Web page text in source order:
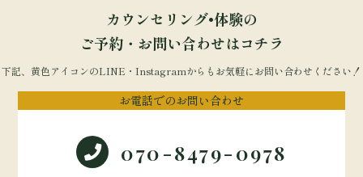
カウンセリング•体験の
ご予約・お問い合わせはコチラ
下記、黄色アイコンのLINE・Instagramからもお気軽にお問い合わせください！
お電話でのお問い合わせ
070-8479-0978